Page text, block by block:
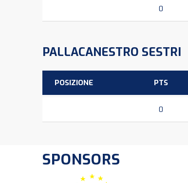
0
PALLACANESTRO SESTRI
POSIZIONE PTS
0
SPONSORS